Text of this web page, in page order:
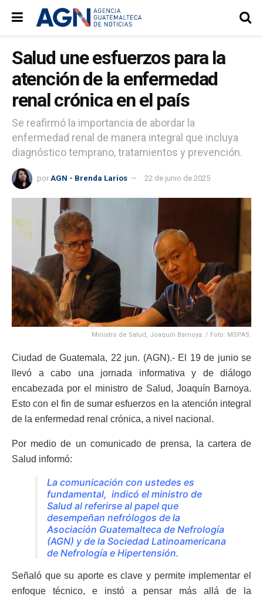
Salud une esfuerzos para la
atención de la enfermedad
renal crónica en el país
Se reafirmó la importancia de abordar la
enfermedad renal de manera integral que incluya
diagnóstico temprano, tratamientos y prevención.
por AGN - Brenda Larios 22 de junio de 2025
Ministro de Salud, Joaquín Barnoya. / Foto: MSPAS.
Ciudad de Guatemala, 22 jun. (AGN).- El 19 de junio se
llevó a cabo una jornada informativa y de diálogo
encabezada por el ministro de Salud, Joaquín Barnoya.
Esto con el fin de sumar esfuerzos en la atención integral
de la enfermedad renal crónica, a nivel nacional.
Por medio de un comunicado de prensa, la cartera de
Salud informó:
La comunicación con ustedes es
fundamental, indicó el ministro de
Salud al referirse al papel que
desempeñan nefrólogos de la
Asociación Guatemalteca de Nefrología
(AGN) y de la Sociedad Latinoamericana
de Nefrología e Hipertensión.
Señaló que su aporte es clave y permite implementar el
enfoque técnico, e instó a pensar más allá de la